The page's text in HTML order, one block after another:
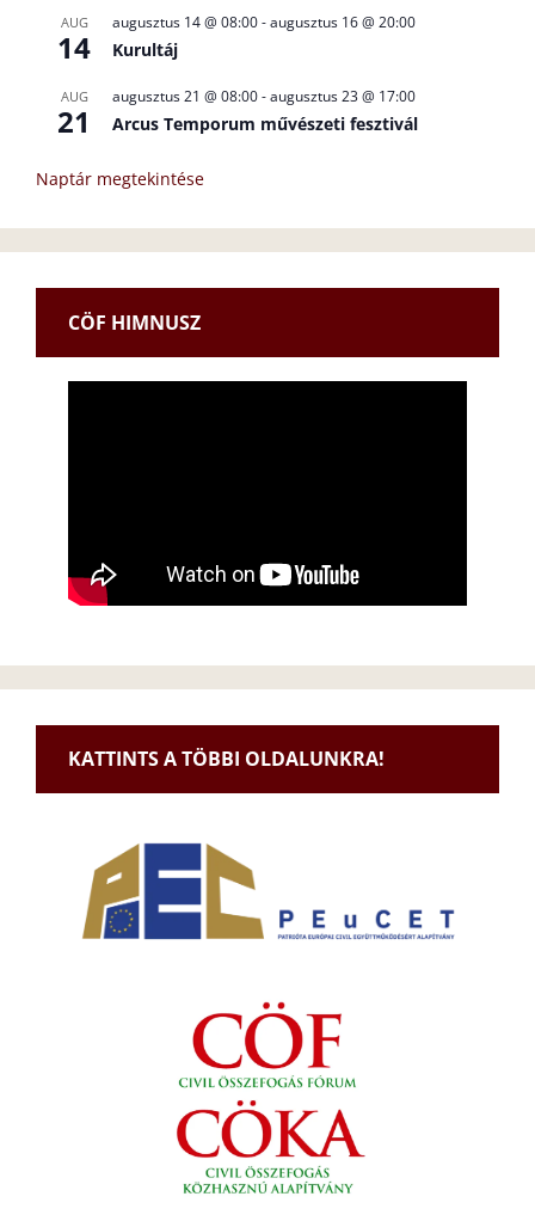
AUG
14
augusztus 14 @ 08:00-augusztus 16 @ 20:00
Kurultáj
AUG
21
augusztus 21 @ 08:00-augusztus 23 @ 17:00
Arcus Temporum művészeti fesztivál
Naptár megtekintése
CÖF HIMNUSZ
KATTINTS A TÖBBI OLDALUNKRA!